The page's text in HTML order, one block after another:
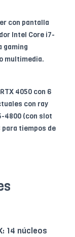
con pantalla
Intel Core i7-
gaming
multimedia.
4050 con 6
con ray
4800 (con slot
para tiempos de
14 núcleos